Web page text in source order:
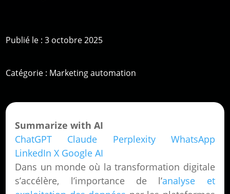
Publié le : 3 octobre 2025
Catégorie : Marketing automation
Summarize with AI
ChatGPT
Claude Perplexity
WhatsApp
LinkedIn X Google AI
Dans un monde où la transformation digitale
s’accélère, l’importance de l’analyse et